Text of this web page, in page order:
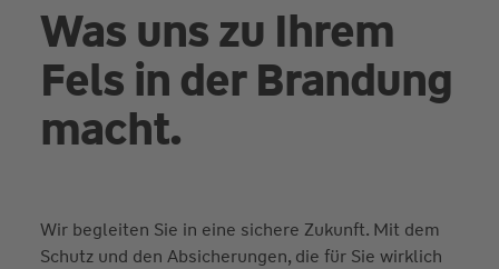
Was uns zu Ihrem
Fels in der Brandung
macht.
Wir begleiten Sie in eine sichere Zukunft. Mit dem
Schutz und den Absicherungen, die für Sie wirklich